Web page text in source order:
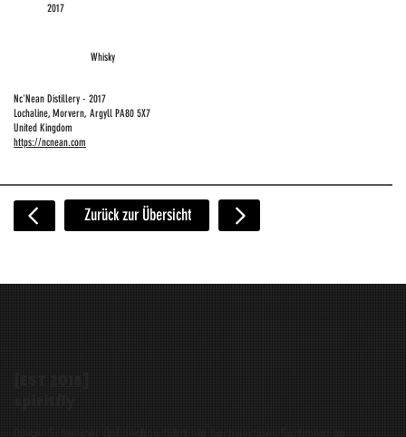
Zurück zur Übersicht
Nc'Nean Distillery - 2017
Lochaline, Morvern, Argyll PA80 5X7
United Kingdom
https://ncnean.com
2017
Whisky